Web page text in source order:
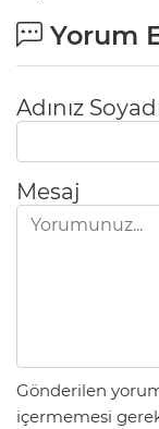
Yorum
Adınız
Mesaj
Gönderilen
içermemesi